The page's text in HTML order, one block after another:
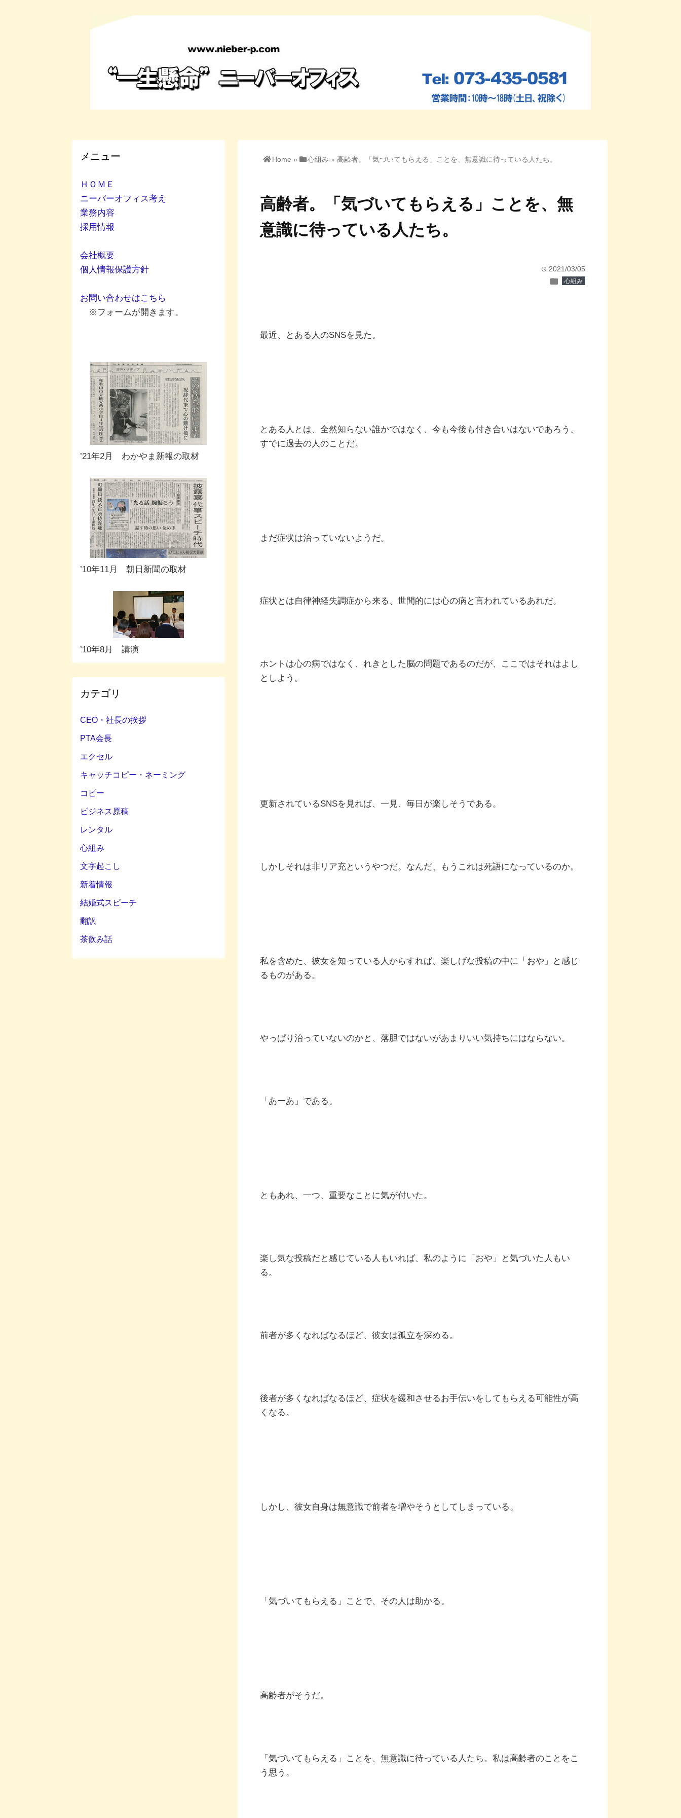
Home » 心組み » 高齢者。「気づいてもらえる」ことを、無意識に待っている人たち。
高齢者。「気づいてもらえる」ことを、無
意識に待っている人たち。
time 2021/03/05
folder 心組み
最近、とある人のSNSを見た。
とある人とは、全然知らない誰かではなく、今も今後も付き合いはないであろう、
すでに過去の人のことだ。
まだ症状は治っていないようだ。
症状とは自律神経失調症から来る、世間的には心の病と言われているあれだ。
ホントは心の病ではなく、れきとした脳の問題であるのだが、ここではそれはよし
としよう。
更新されているSNSを見れば、一見、毎日が楽しそうである。
しかしそれは非リア充というやつだ。なんだ、もうこれは死語になっているのか。
私を含めた、彼女を知っている人からすれば、楽しげな投稿の中に「おや」と感じ
るものがある。
やっぱり治っていないのかと、落胆ではないがあまりいい気持ちにはならない。
「あーあ」である。
ともあれ、一つ、重要なことに気が付いた。
楽し気な投稿だと感じている人もいれば、私のように「おや」と気づいた人もい
る。
前者が多くなればなるほど、彼女は孤立を深める。
後者が多くなればなるほど、症状を緩和させるお手伝いをしてもらえる可能性が高
くなる。
しかし、彼女自身は無意識で前者を増やそうとしてしまっている。
「気づいてもらえる」ことで、その人は助かる。
高齢者がそうだ。
「気づいてもらえる」ことを、無意識に待っている人たち。私は高齢者のことをこ
う思う。
メニュー
ＨＯＭＥ
ニーバーオフィス考え
業務内容
採用情報
会社概要
個人情報保護方針
お問い合わせはこちら
※フォームが開きます。
’21年2月 わかやま新報の取材
’10年11月 朝日新聞の取材
’10年8月 講演
カテゴリ
CEO・社長の挨拶
PTA会長
エクセル
キャッチコピー・ネーミング
コピー
ビジネス原稿
レンタル
心組み
文字起こし
新着情報
結婚式スピーチ
翻訳
茶飲み話